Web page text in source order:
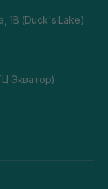
1В (Duck's Lake)
Экватор)